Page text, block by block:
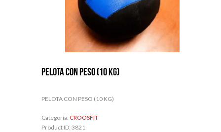
PELOTA CON PESO (10 KG)
PELOTA CON PESO (10 KG)
Categoría: CROOSFIT
Product ID: 3821